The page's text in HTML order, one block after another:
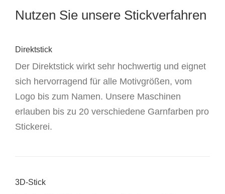
Nutzen Sie unsere Stickverfahren
Direktstick
Der Direktstick wirkt sehr hochwertig und eignet
sich hervorragend für alle Motivgrößen, vom
Logo bis zum Namen. Unsere Maschinen
erlauben bis zu 20 verschiedene Garnfarben pro
Stickerei.
3D-Stick